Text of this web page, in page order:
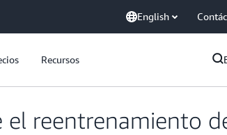
English
Recursos
el reentrenamiento